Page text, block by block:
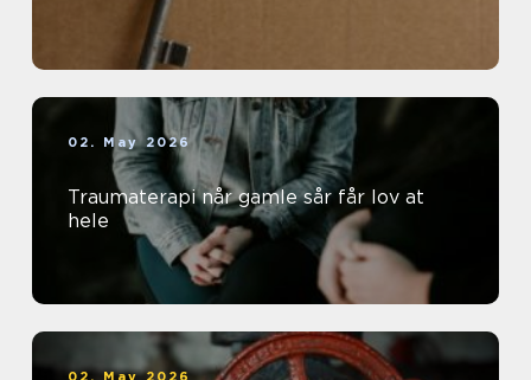
02. May 2026
Traumaterapi når gamle sår får lov at
hele
02. May 2026